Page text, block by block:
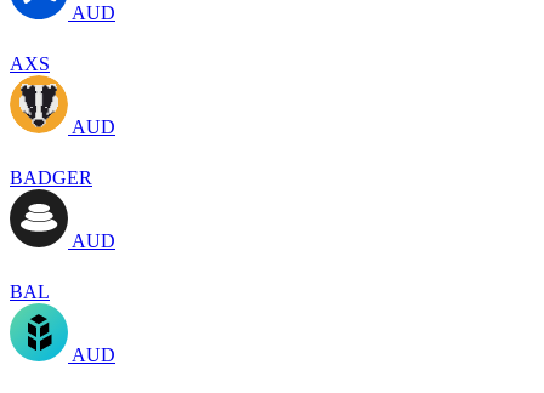
AUD
AXS
AUD
BADGER
AUD
BAL
AUD